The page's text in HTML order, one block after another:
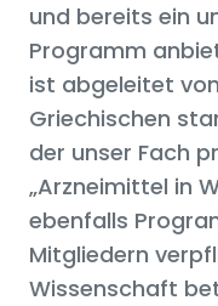
und bereits ein
Programm
ist abgeleitet
Griechischen
der unser Fach
„Arzneimittel in
ebenfalls
Mitgliedern
Wissenschaft